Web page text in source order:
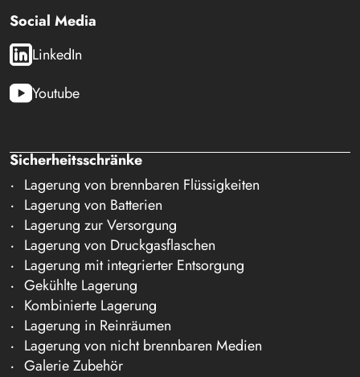
Social Media
LinkedIn
Youtube
Sicherheitsschränke
Lagerung von brennbaren Flüssigkeiten
Lagerung von Batterien
Lagerung zur Versorgung
Lagerung von Druckgasflaschen
Lagerung mit integrierter Entsorgung
Gekühlte Lagerung
Kombinierte Lagerung
Lagerung in Reinräumen
Lagerung von nicht brennbaren Medien
Galerie Zubehör